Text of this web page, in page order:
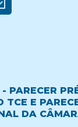
- PARECER
TCE E
DA